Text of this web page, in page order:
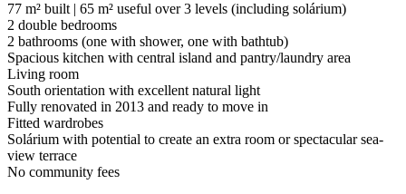
77 m² built | 65 m² useful over 3 levels (including solárium)
2 double bedrooms
2 bathrooms (one with shower, one with bathtub)
Spacious kitchen with central island and pantry/laundry area
Living room
South orientation with excellent natural light
Fully renovated in 2013 and ready to move in
Fitted wardrobes
Solárium with potential to create an extra room or spectacular sea-
view terrace
No community fees